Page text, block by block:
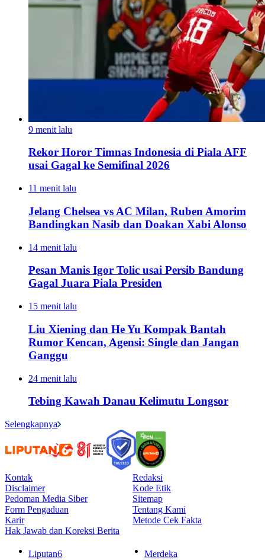
9 menit lalu
Rekor Horor Timnas Indonesia di Piala AFF
usai Gagal ke Semifinal 2026
11 menit lalu
Jelang Chelsea vs AC Milan, Ruben Amorim
Bandingkan Nasib dan Doakan Xabi Alonso
14 menit lalu
Pesan Manis Igor Tolic usai Persib Bandung
Gagal Juara Piala Presiden
15 menit lalu
Liu Xiening dan He Yu Kompak Bantah
Rumor Kencan, Agensi: Single dan Jangan
Ganggu
24 menit lalu
Tebing Kawah Danau Kelimutu Longsor
Selengkapnya
Kontak
Redaksi
Disclaimer
Kode Etik
Pedoman Media Siber
Sitemap
Form Pengaduan
Tentang Kami
Karir
Metode Cek Fakta
Hak Jawab dan Koreksi Berita
Liputan6 Merdeka